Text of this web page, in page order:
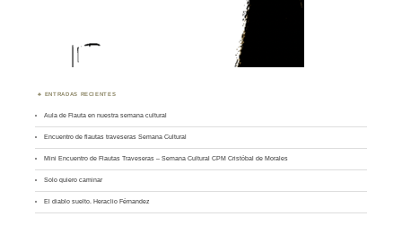
ENTRADAS RECIENTES
Aula de Flauta en nuestra semana cultural
Encuentro de flautas traveseras Semana Cultural
Mini Encuentro de Flautas Traveseras – Semana Cultural CPM Cristóbal de Morales
Solo quiero caminar
El diablo suelto. Heraclio Férnandez